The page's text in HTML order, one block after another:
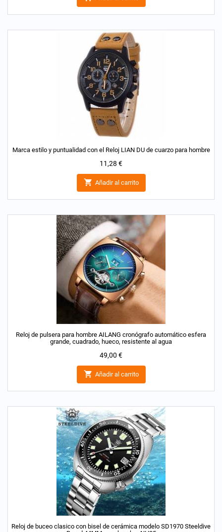
Marca estilo y puntualidad con el Reloj LIAN DU de cuarzo para hombre
Precio
11,28 €
 Añadir al carrito
Reloj de pulsera para hombre AILANG cronógrafo automático esfera
grande, cuadrado, hueco, resistente al agua
Precio
49,00 €
 Añadir al carrito
Reloj de buceo clasico con bisel de cerámica modelo SD1970 Steeldive